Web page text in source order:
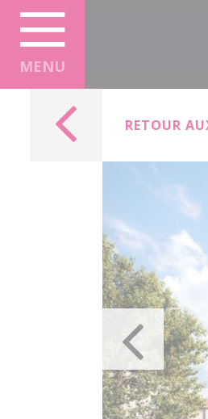
MENU
RETOUR
Panneau de gestion des cookies